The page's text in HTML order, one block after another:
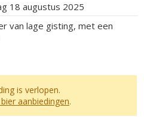
18 augustus 2025
van lage gisting, met een
is verlopen.
aanbiedingen.